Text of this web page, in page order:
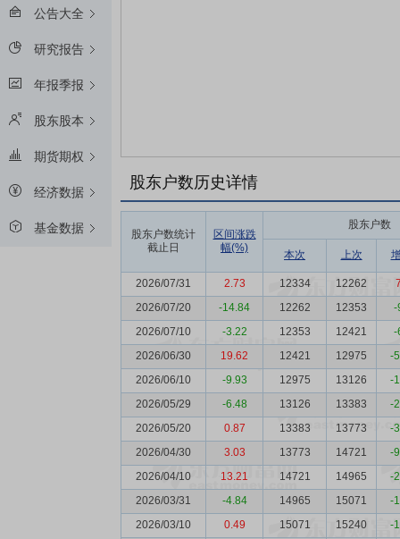
公告大全
研究报告
年报季报
股东股本
期货期权
经济数据
基金数据
股东户数历史详情
股东户数统计
截止日
区间涨跌
幅(%)
股东户数
本次 上次
2026/07/31 2.73 12334 12262
2026/07/20
-14.84 12262 12353
-
2026/07/10
-3.22 12353 12421
-
2026/06/30
19.62 12421 12975
-
2026/06/10
-9.93 12975 13126
-
2026/05/29
-6.48 13126 13383
-
2026/05/20
0.87 13383 13773
-
2026/04/30
3.03 13773 14721
-
2026/04/10
13.21 14721 14965
-
2026/03/31
-4.84 14965 15071
-
2026/03/10
0.49 15071 15240
-